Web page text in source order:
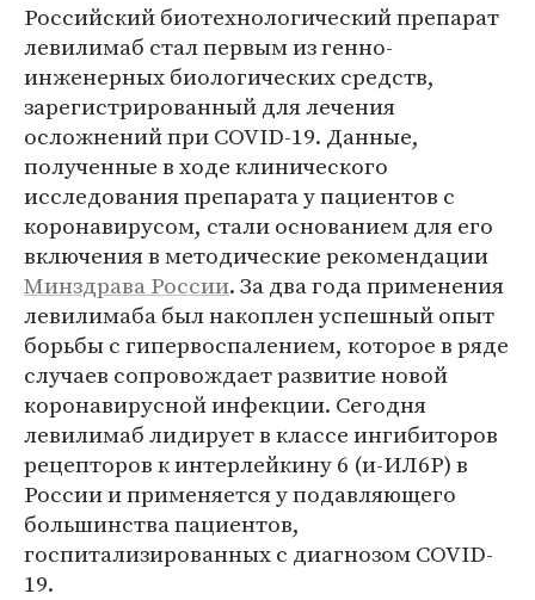
Российский биотехнологический препарат
левилимаб стал первым из генно-
инженерных биологических средств,
зарегистрированный для лечения
осложнений при COVID-19. Данные,
полученные в ходе клинического
исследования препарата у пациентов с
коронавирусом, стали основанием для его
включения в методические рекомендации
Минздрава России. За два года применения
левилимаба был накоплен успешный опыт
борьбы с гипервоспалением, которое в ряде
случаев сопровождает развитие новой
коронавирусной инфекции. Сегодня
левилимаб лидирует в классе ингибиторов
рецепторов к интерлейкину 6 (и-ИЛ6Р) в
России и применяется у подавляющего
большинства пациентов,
госпитализированных с диагнозом COVID-
19.